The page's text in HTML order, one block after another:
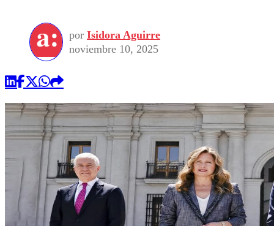
Torneo Internacional
Torneo Nacional
Internacional
Nacional
Programas
Comercial
por Isidora Aguirre
noviembre 10, 2025